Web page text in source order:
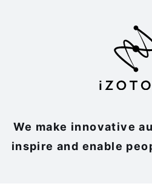
We make innovative
inspire and enable